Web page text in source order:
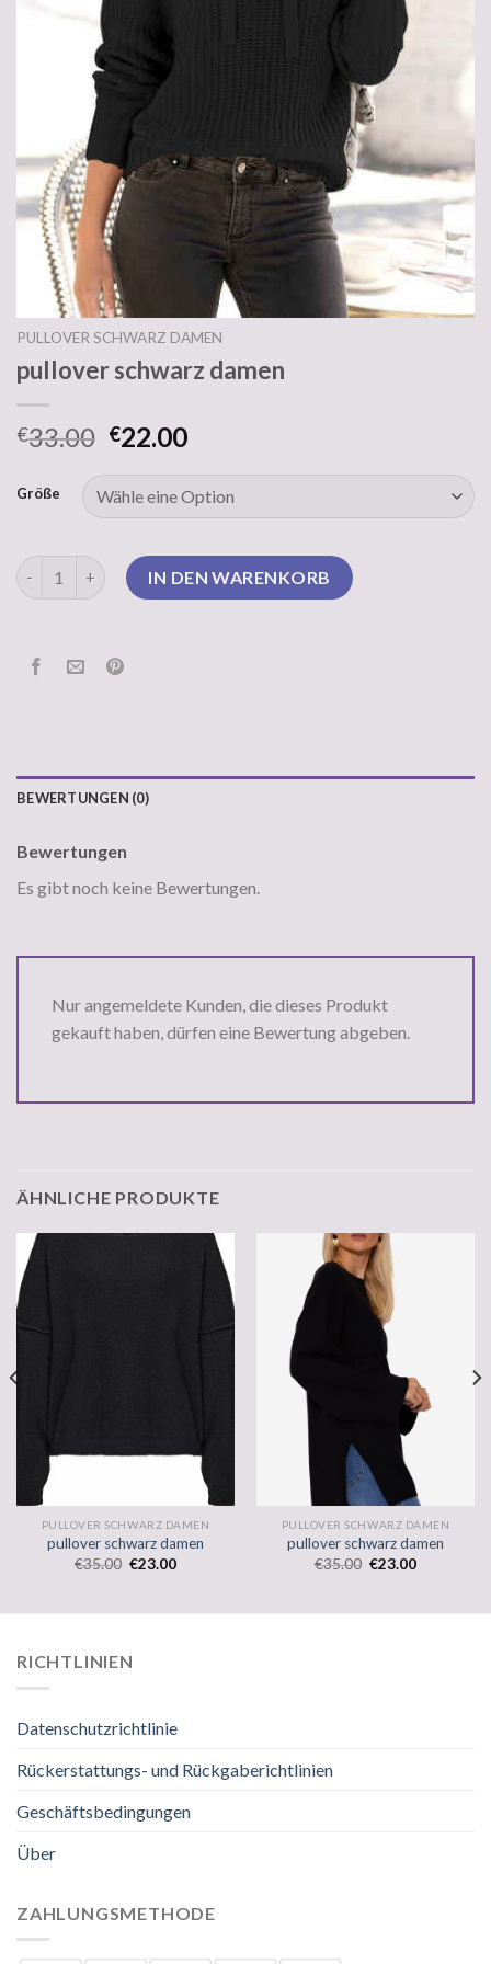
PULLOVER SCHWARZ DAMEN
pullover schwarz damen
€33.00 €22.00
Größe
pullover schwarz damen MengeIN DEN WARENKORB
BEWERTUNGEN (0)
Bewertungen
Es gibt noch keine Bewertungen.
Nur angemeldete Kunden, die dieses Produkt
gekauft haben, dürfen eine Bewertung abgeben.
ÄHNLICHE PRODUKTE
PULLOVER SCHWARZ DAMEN
pullover schwarz damen
€35.00 €23.00
PULLOVER SCHWARZ DAMEN
pullover schwarz damen
€35.00 €23.00
RICHTLINIEN
Datenschutzrichtlinie
Rückerstattungs- und Rückgaberichtlinien
Geschäftsbedingungen
Über
ZAHLUNGSMETHODE